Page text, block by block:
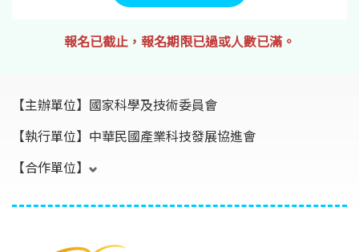
報名已截止，報名期限已過或人數已滿。
【主辦單位】 國家科學及技術委員會
【執行單位】 中華民國產業科技發展協進會
【合作單位】